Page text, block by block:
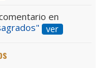
en
ver